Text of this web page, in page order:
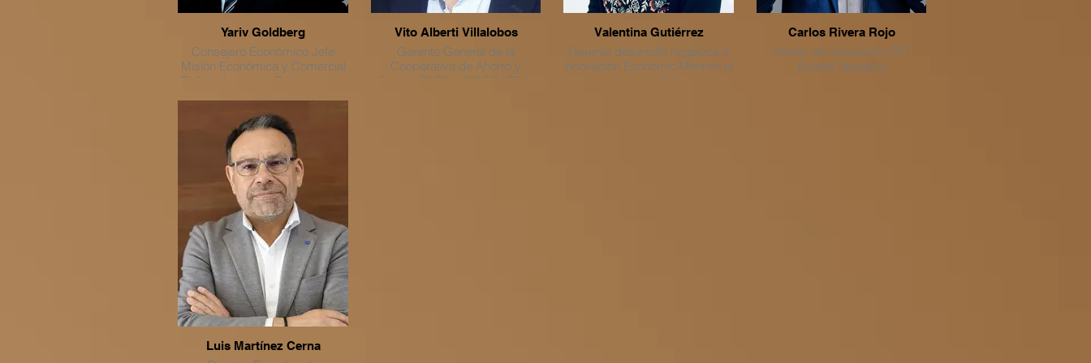
internacionales; coordinadora
de congresos y seminarios;
colaboración en investigaciones
y visitas técnicas a ciudades;
gestión de contactos, difusión y
Yariv Goldberg
Consejero Económico Jefe
Misión Económica y Comercial
Chile y Argentina Embajada de
Vito Alberti Villalobos
Gerente General de la
Cooperativa de Ahorro y
Crédito PARINACOOP LTDA.
Valentina Gutiérrez
Gerente desarrollo negocios e
innovación Economic Mission of
Israel to Chile
Carlos Rivera Rojo
Gestor de innovación CFT
Estatal Tarapacá
Luis Martínez Cerna